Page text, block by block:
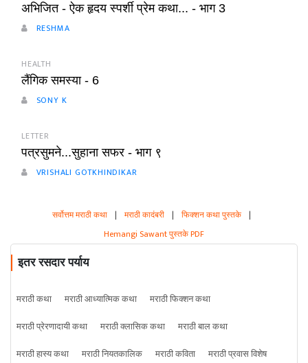
अभिजित - ऐक हृदय स्पर्शी प्रेम कथा... - भाग 3
RESHMA
HEALTH
लैंगिक समस्या - 6
SONY K
LETTER
पत्रसुमने...सुहाना सफर - भाग ९
VRISHALI GOTKHINDIKAR
सर्वोत्तम मराठी कथा | मराठी कादंबरी | फिक्शन कथा पुस्तके |
Hemangi Sawant पुस्तके PDF
इतर रसदार पर्याय
मराठी कथा मराठी आध्यात्मिक कथा
मराठी फिक्शन कथा
मराठी प्रेरणादायी कथा
मराठी क्लासिक कथा
मराठी बाल कथा
मराठी हास्य कथा
मराठी नियतकालिक मराठी कविता
मराठी प्रवास विशेष